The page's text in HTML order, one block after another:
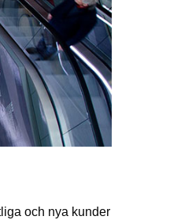
och nya kunder